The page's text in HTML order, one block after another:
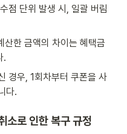
점 단위 발생 시, 일괄 버림
산한 금액의 차이는 혜택금
.
경우, 1회차부터 쿠폰을 사
다.
소로 인한 복구 규정